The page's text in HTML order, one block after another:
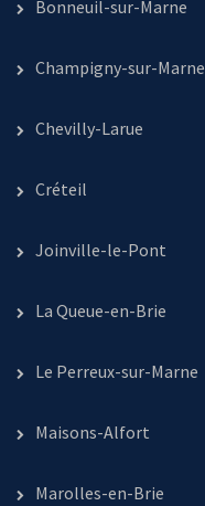
Bonneuil-sur-Marne
Champigny-sur-Marne
Chevilly-Larue
Créteil
Joinville-le-Pont
La Queue-en-Brie
Le Perreux-sur-Marne
Maisons-Alfort
Marolles-en-Brie